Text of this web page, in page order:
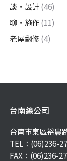
談・設計(46)
聊・施作(11)
老屋翻修 (4)
台南總公司
台南市東區裕農
TEL： (06)236-
FAX：(06)236-